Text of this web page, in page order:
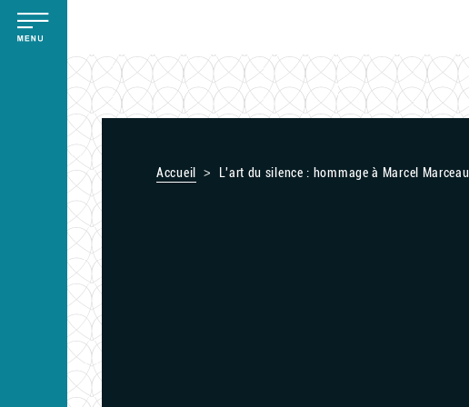
Aller
Accueil L'art du silence : hommage à Marcel Marceau
Panneau de gestion des cookies